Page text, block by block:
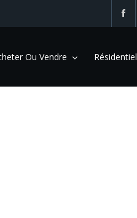
Ou Vendre Résidentiel